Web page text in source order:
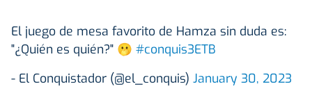
El juego de mesa favorito de Hamza sin duda es:
"¿Quién es quién?" 🫢 #conquis3ETB
- El Conquistador (@el_conquis) January 30, 2023